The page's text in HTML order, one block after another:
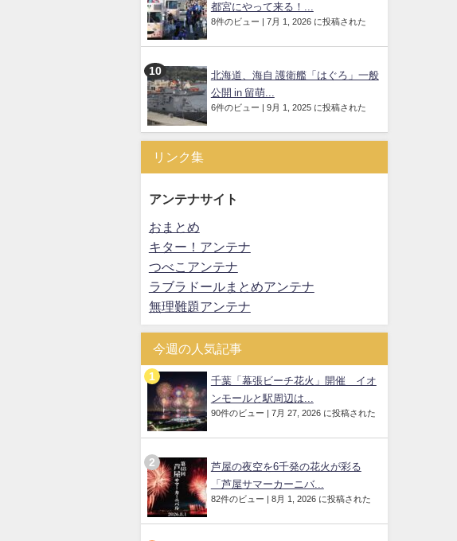
都宮にやって来る！...
8件のビュー | 7月 1, 2026 に投稿された
北海道、海自 護衛艦「はぐろ」一般
公開 in 留萌...
6件のビュー | 9月 1, 2025 に投稿された
リンク集
アンテナサイト
おまとめ
キター！アンテナ
つべこアンテナ
ラブラドールまとめアンテナ
無理難題アンテナ
今週の人気記事
千葉「幕張ビーチ花火」開催 イオ
ンモールと駅周辺は...
90件のビュー | 7月 27, 2026 に投稿された
芦屋の夜空を6千発の花火が彩る
「芦屋サマーカーニバ...
82件のビュー | 8月 1, 2026 に投稿された